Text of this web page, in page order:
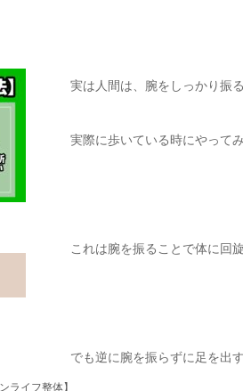
実は人間は、腕をしっかり振
実際に歩いている時にやって
これは腕を振ることで体に回
でも逆に腕を振らずに足を出